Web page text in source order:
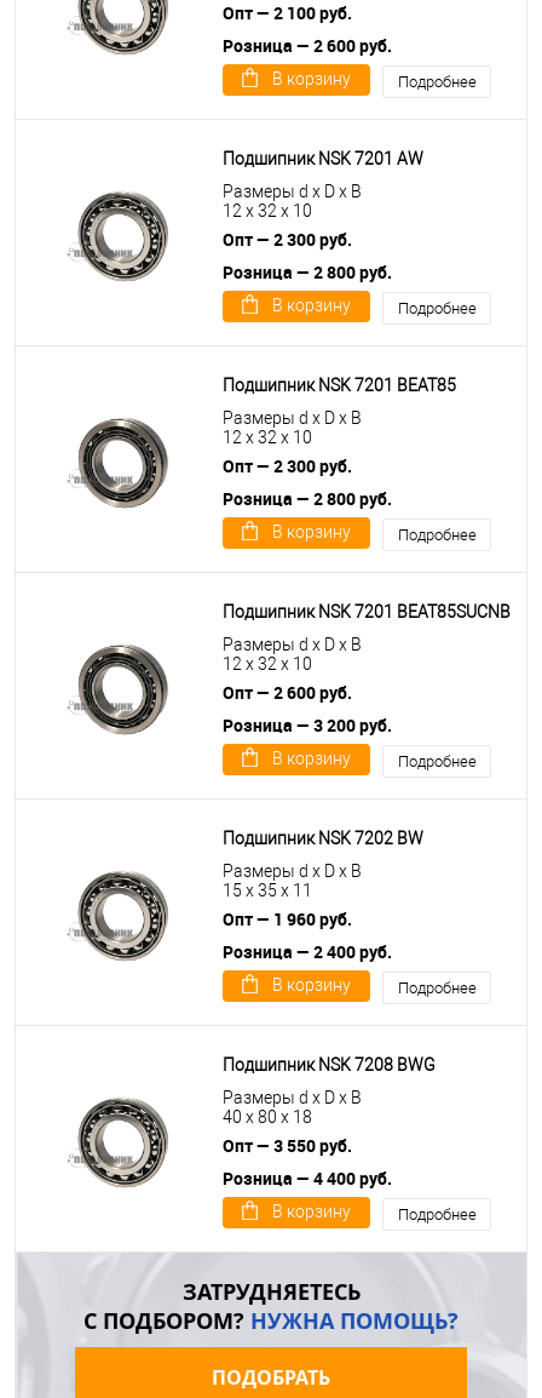
Опт — 2 100 руб.
Розница — 2 600 руб.
В корзину Подробнее
Подшипник NSK 7201 AW
Размеры d x D x B
12 x 32 x 10
Опт — 2 300 руб.
Розница — 2 800 руб.
В корзину Подробнее
Подшипник NSK 7201 BEAT85
Размеры d x D x B
12 x 32 x 10
Опт — 2 300 руб.
Розница — 2 800 руб.
В корзину Подробнее
Подшипник NSK 7201 BEAT85SUCNB
Размеры d x D x B
12 x 32 x 10
Опт — 2 600 руб.
Розница — 3 200 руб.
В корзину Подробнее
Подшипник NSK 7202 BW
Размеры d x D x B
15 x 35 x 11
Опт — 1 960 руб.
Розница — 2 400 руб.
В корзину Подробнее
Подшипник NSK 7208 BWG
Размеры d x D x B
40 x 80 x 18
Опт — 3 550 руб.
Розница — 4 400 руб.
В корзину Подробнее
ЗАТРУДНЯЕТЕСЬ
С ПОДБОРОМ? НУЖНА ПОМОЩЬ?
ПОДОБРАТЬ